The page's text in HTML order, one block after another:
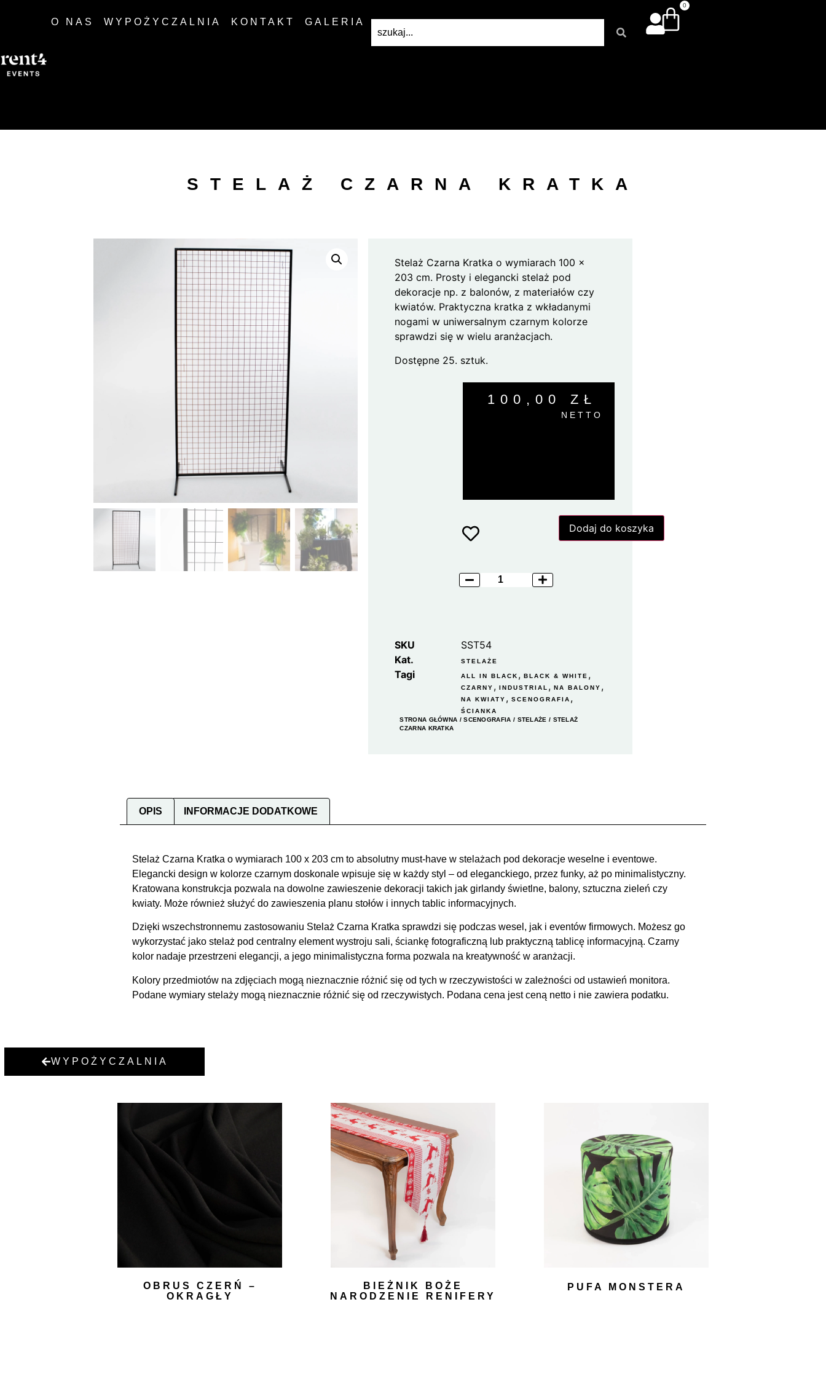
O NAS WYPOŻYCZALNIA KONTAKT GALERIA
0
STELAŻ CZARNA KRATKA
Stelaż Czarna Kratka o wymiarach 100 x
203 cm. Prosty i elegancki stelaż pod
dekoracje np. z balonów, z materiałów czy
kwiatów. Praktyczna kratka z wkładanymi
nogami w uniwersalnym czarnym kolorze
sprawdzi się w wielu aranżacjach.
Dostępne 25. sztuk.
100,00 ZŁ
NETTO
Dodaj do koszyka
SKU
SST54
Kat.
STELAŻE
Tagi ALL IN BLACK , BLACK & WHITE ,
CZARNY , INDUSTRIAL , NA BALONY ,
NA KWIATY , SCENOGRAFIA ,
ŚCIANKA
STRONA GŁÓWNA /SCENOGRAFIA / STELAŻE / STELAŻ
CZARNA KRATKA
OPIS INFORMACJE DODATKOWE
Stelaż Czarna Kratka o wymiarach 100 x 203 cm to absolutny must-have w stelażach pod dekoracje weselne i eventowe.
Elegancki design w kolorze czarnym doskonale wpisuje się w każdy styl – od eleganckiego, przez funky, aż po minimalistyczny.
Kratowana konstrukcja pozwala na dowolne zawieszenie dekoracji takich jak girlandy świetlne, balony, sztuczna zieleń czy
kwiaty. Może również służyć do zawieszenia planu stołów i innych tablic informacyjnych.
Dzięki wszechstronnemu zastosowaniu Stelaż Czarna Kratka sprawdzi się podczas wesel, jak i eventów firmowych. Możesz go
wykorzystać jako stelaż pod centralny element wystroju sali, ściankę fotograficzną lub praktyczną tablicę informacyjną. Czarny
kolor nadaje przestrzeni elegancji, a jego minimalistyczna forma pozwala na kreatywność w aranżacji.
Kolory przedmiotów na zdjęciach mogą nieznacznie różnić się od tych w rzeczywistości w zależności od ustawień monitora.
Podane wymiary stelaży mogą nieznacznie różnić się od rzeczywistych. Podana cena jest ceną netto i nie zawiera podatku.
WYPOŻYCZALNIA
OBRUS CZERŃ –
OKRĄGŁY
BIEŻNIK BOŻE
NARODZENIE RENIFERY
PUFA MONSTERA